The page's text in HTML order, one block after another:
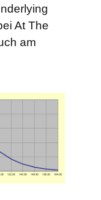
At The
am